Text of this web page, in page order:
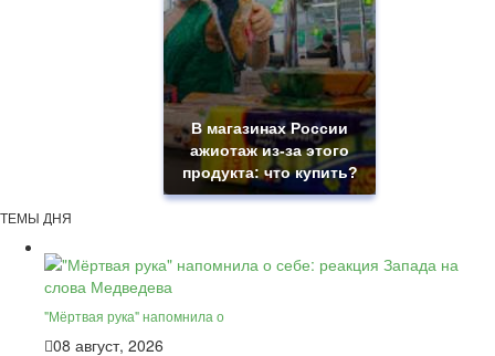
В магазинах России
ажиотаж из-за этого
продукта: что купить?
ТЕМЫ ДНЯ
"Мёртвая рука" напомнила о
08 август, 2026